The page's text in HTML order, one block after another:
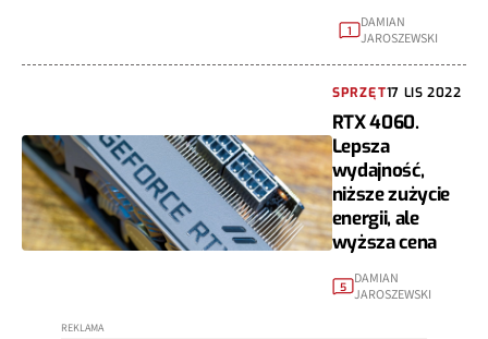
1
DAMIAN
JAROSZEWSKI
SPRZĘT17 LIS 2022
RTX 4060.
Lepsza
wydajność,
niższe zużycie
energii, ale
wyższa cena
5 DAMIAN
JAROSZEWSKI